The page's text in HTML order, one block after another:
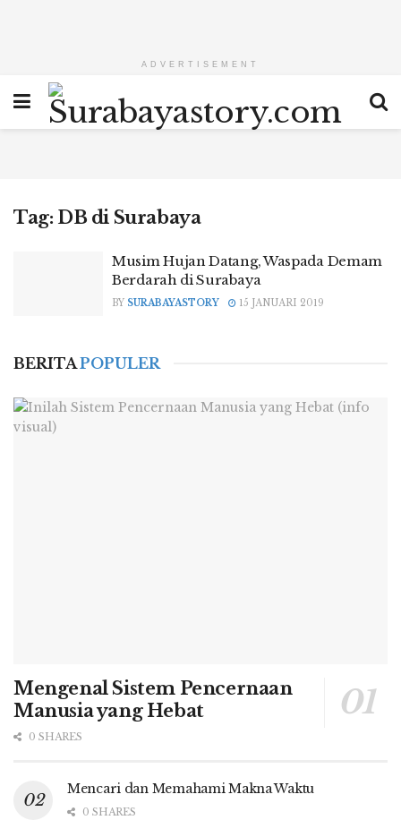
ADVERTISEMENT
Tag: DB di Surabaya
Musim Hujan Datang, Waspada Demam
Berdarah di Surabaya
BY SURABAYASTORY 15 JANUARI 2019
BERITAPOPULER
Mengenal Sistem Pencernaan
Manusia yang Hebat
0 SHARES
Mencari dan Memahami Makna Waktu
0 SHARES